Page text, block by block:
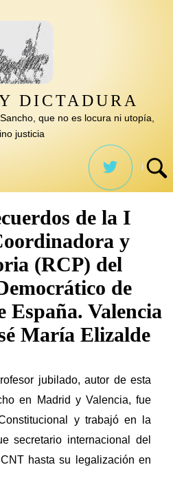
DICTADURA
que no es locura ni utopía,
justicia
de la I
y
(RCP) del
de
España. Valencia
María Elizalde
jubilado, autor de esta
en Madrid y Valencia, fue
y trabajó en la
secretario internacional del
hasta su legalización en